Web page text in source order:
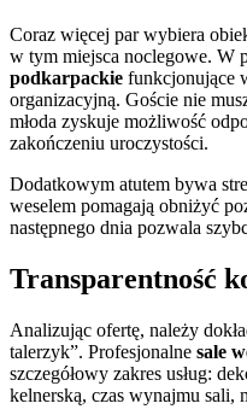
Coraz więcej par wybiera
w tym miejsca noclegowe. W
podkarpackie funkcjonujące
organizacyjną. Goście nie
młoda zyskuje możliwość
zakończeniu uroczystości.
Dodatkowym atutem bywa
weselem pomagają obniżyć
następnego dnia pozwala
Transparentność
Analizując ofertę, należy
talerzyk”. Profesjonalne sale
szczegółowy zakres usług:
kelnerską, czas wynajmu sali,